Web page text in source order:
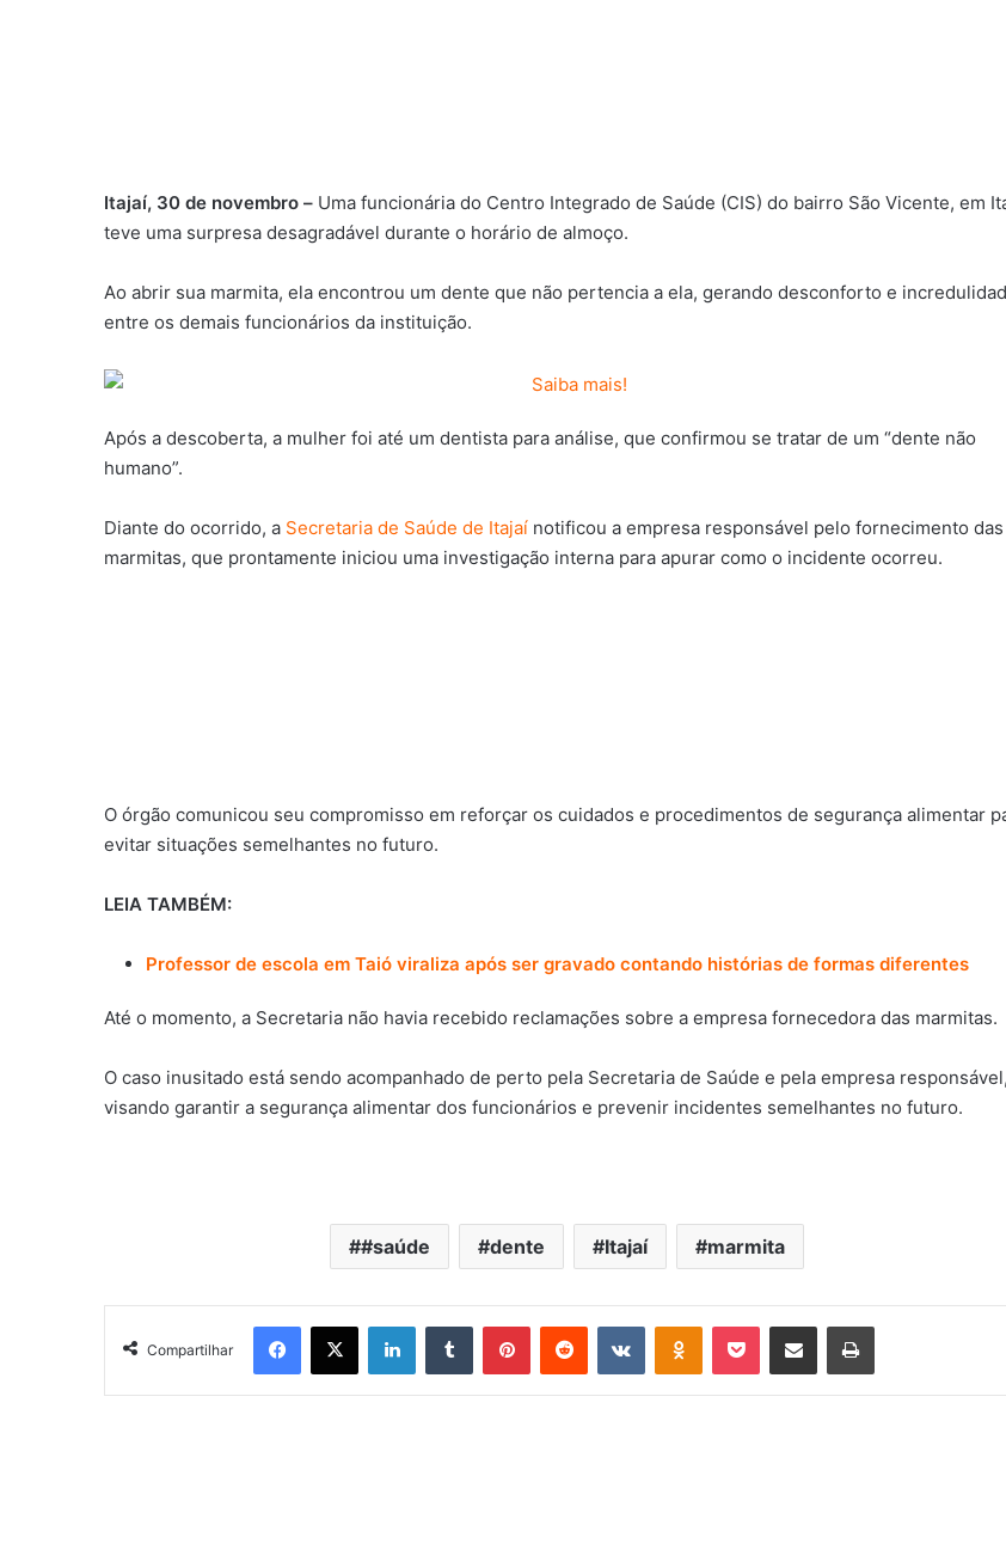
Itajaí, 30 de novembro – Uma funcionária do Centro Integrado de Saúde (CIS) do bairro São Vicente, em
teve uma surpresa desagradável durante o horário de almoço.
Ao abrir sua marmita, ela encontrou um dente que não pertencia a ela, gerando desconforto e
entre os demais funcionários da instituição.
Após a descoberta, a mulher foi até um dentista para análise, que confirmou se tratar de um “dente não
humano”.
Diante do ocorrido, a Secretaria de Saúde de Itajaí notificou a empresa responsável pelo fornecimento das
marmitas, que prontamente iniciou uma investigação interna para apurar como o incidente ocorreu.
O órgão comunicou seu compromisso em reforçar os cuidados e procedimentos de segurança alimentar
evitar situações semelhantes no futuro.
LEIA TAMBÉM:
Professor de escola em Taió viraliza após ser gravado contando histórias de formas diferentes
Até o momento, a Secretaria não havia recebido reclamações sobre a empresa fornecedora das marmitas.
O caso inusitado está sendo acompanhado de perto pela Secretaria de Saúde e pela empresa responsável,
visando garantir a segurança alimentar dos funcionários e prevenir incidentes semelhantes no futuro.
#saúde dente Itajaí marmita
Compartilhar